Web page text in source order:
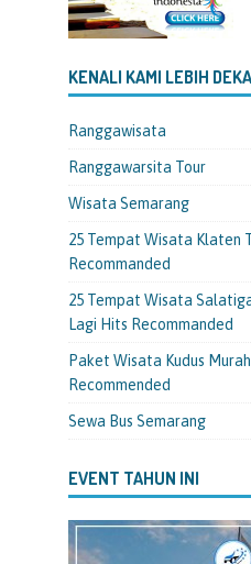
KENALI KAMI LEBIH
Ranggawisata
Ranggawarsita Tour
Wisata Semarang
25 Tempat Wisata Klaten
Recommanded
25 Tempat Wisata
Lagi Hits Recommanded
Paket Wisata Kudus
Recommended
Sewa Bus Semarang
EVENT TAHUN INI